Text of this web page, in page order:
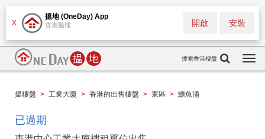
X
搵地 (OneDay) App
香港搵樓 安裝
開啟
搜索香港樓盤
搵樓盤 > 工業大廈 > 香港的出售樓盤 > 東區 > 鰂魚涌
已過期